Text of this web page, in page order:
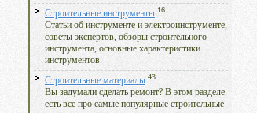
Строительные инструменты 16
Статьи об инструменте и электроинструменте,
советы экспертов, обзоры строительного
инструмента, основные характеристики
инструментов.
Строительные материалы 43
Вы задумали сделать ремонт? В этом разделе
есть все про самые популярные строительные